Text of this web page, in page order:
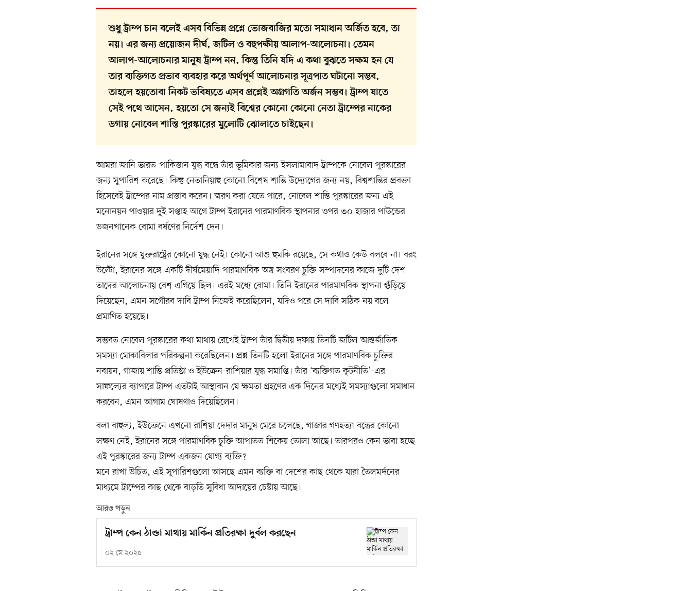
শুধু ট্রাম্প চান বলেই এসব বিভিন্ন প্রশ্নে ভোজবাজির মতো সমাধান অর্জিত হবে, তা
নয়। এর জন্য প্রয়োজন দীর্ঘ, জটিল ও বহুপক্ষীয় আলাপ-আলোচনা। তেমন
আলাপ-আলোচনার মানুষ ট্রাম্প নন, কিন্তু তিনি যদি এ কথা বুঝতে সক্ষম হন যে
তার ব্যক্তিগত প্রভাব ব্যবহার করে অর্থপূর্ণ আলোচনার সূত্রপাত ঘটানো সম্ভব,
তাহলে হয়তোবা নিকট ভবিষ্যতে এসব প্রশ্নেই অগ্রগতি অর্জন সম্ভব। ট্রাম্প যাতে
সেই পথে আসেন, হয়তো সে জন্যই বিশ্বের কোনো কোনো নেতা ট্রাম্পের নাকের
ডগায় নোবেল শান্তি পুরস্কারের মুলোটি ঝোলাতে চাইছেন।
আমরা জানি ভারত-পাকিস্তান যুদ্ধ বন্ধে তাঁর ভূমিকার জন্য ইসলামাবাদ ট্রাম্পকে নোবেল পুরস্কারের
জন্য সুপারিশ করেছে। কিন্তু নেতানিয়াহু কোনো বিশেষ শান্তি উদ্যোগের জন্য নয়, বিশ্বশান্তির প্রবক্তা
হিসেবেই ট্রাম্পের নাম প্রস্তাব করেন। স্মরণ করা যেতে পারে, নোবেল শান্তি পুরস্কারের জন্য এই
মনোনয়ন পাওয়ার দুই সপ্তাহ আগে ট্রাম্প ইরানের পারমাণবিক স্থাপনার ওপর ৩০ হাজার পাউন্ডের
ডজনখানেক বোমা বর্ষণের নির্দেশ দেন।
ইরানের সঙ্গে যুক্তরাষ্ট্রের কোনো যুদ্ধ নেই। কোনো আশু হুমকি রয়েছে, সে কথাও কেউ বলবে না। বরং
উল্টো, ইরানের সঙ্গে একটি দীর্ঘমেয়াদি পারমাণবিক অস্ত্র সংবরণ চুক্তি সম্পাদনের কাজে দুটি দেশ
তাদের আলোচনায় বেশ এগিয়ে ছিল। এরই মধ্যে বোমা। তিনি ইরানের পারমাণবিক স্থাপনা গুঁড়িয়ে
দিয়েছেন, এমন সগৌরব দাবি ট্রাম্প নিজেই করেছিলেন, যদিও পরে সে দাবি সঠিক নয় বলে
প্রমাণিত হয়েছে।
সম্ভবত নোবেল পুরস্কারের কথা মাথায় রেখেই ট্রাম্প তাঁর দ্বিতীয় দফায় তিনটি জটিল আন্তর্জাতিক
সমস্যা মোকাবিলার পরিকল্পনা করেছিলেন। প্রশ্ন তিনটি হলো ইরানের সঙ্গে পারমাণবিক চুক্তির
নবায়ন, গাজায় শান্তি প্রতিষ্ঠা ও ইউক্রেন-রাশিয়ার যুদ্ধ সমাপ্তি। তাঁর ‘ব্যক্তিগত কূটনীতি’-এর
সাফল্যের ব্যাপারে ট্রাম্প এতটাই আস্থাবান যে ক্ষমতা গ্রহণের এক দিনের মধ্যেই সমস্যাগুলো সমাধান
করবেন, এমন আগাম ঘোষণাও দিয়েছিলেন।
বলা বাহুল্য, ইউক্রেনে এখনো রাশিয়া দেদার মানুষ মেরে চলেছে, গাজার গণহত্যা বন্ধের কোনো
লক্ষণ নেই, ইরানের সঙ্গে পারমাণবিক চুক্তি আপাতত শিকেয় তোলা আছে। তারপরও কেন ভাবা হচ্ছে
এই পুরস্কারের জন্য ট্রাম্প একজন যোগ্য ব্যক্তি?
মনে রাখা উচিত, এই সুপারিশগুলো আসছে এমন ব্যক্তি বা দেশের কাছ থেকে যারা তৈলমর্দনের
মাধ্যমে ট্রাম্পের কাছ থেকে বাড়তি সুবিধা আদায়ের চেষ্টায় আছে।
আরও পড়ুন
ট্রাম্প কেন ঠান্ডা মাথায় মার্কিন প্রতিরক্ষা দুর্বল করছেন
০২ মে ২০২৫